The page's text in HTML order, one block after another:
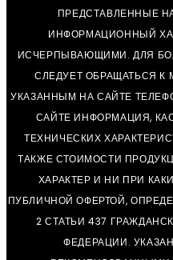
ПРЕДСТАВЛЕННЫЕ
ИНФОРМАЦИОННЫЙ
ИСЧЕРПЫВАЮЩИМИ. ДЛЯ
СЛЕДУЕТ ОБРАЩАТЬСЯ
УКАЗАННЫМ НА САЙТЕ
САЙТЕ ИНФОРМАЦИЯ,
ТЕХНИЧЕСКИХ
ТАКЖЕ СТОИМОСТИ
ХАРАКТЕР И НИ ПРИ
ПУБЛИЧНОЙ ОФЕРТОЙ,
2 СТАТЬИ 437
ФЕДЕРАЦИИ.